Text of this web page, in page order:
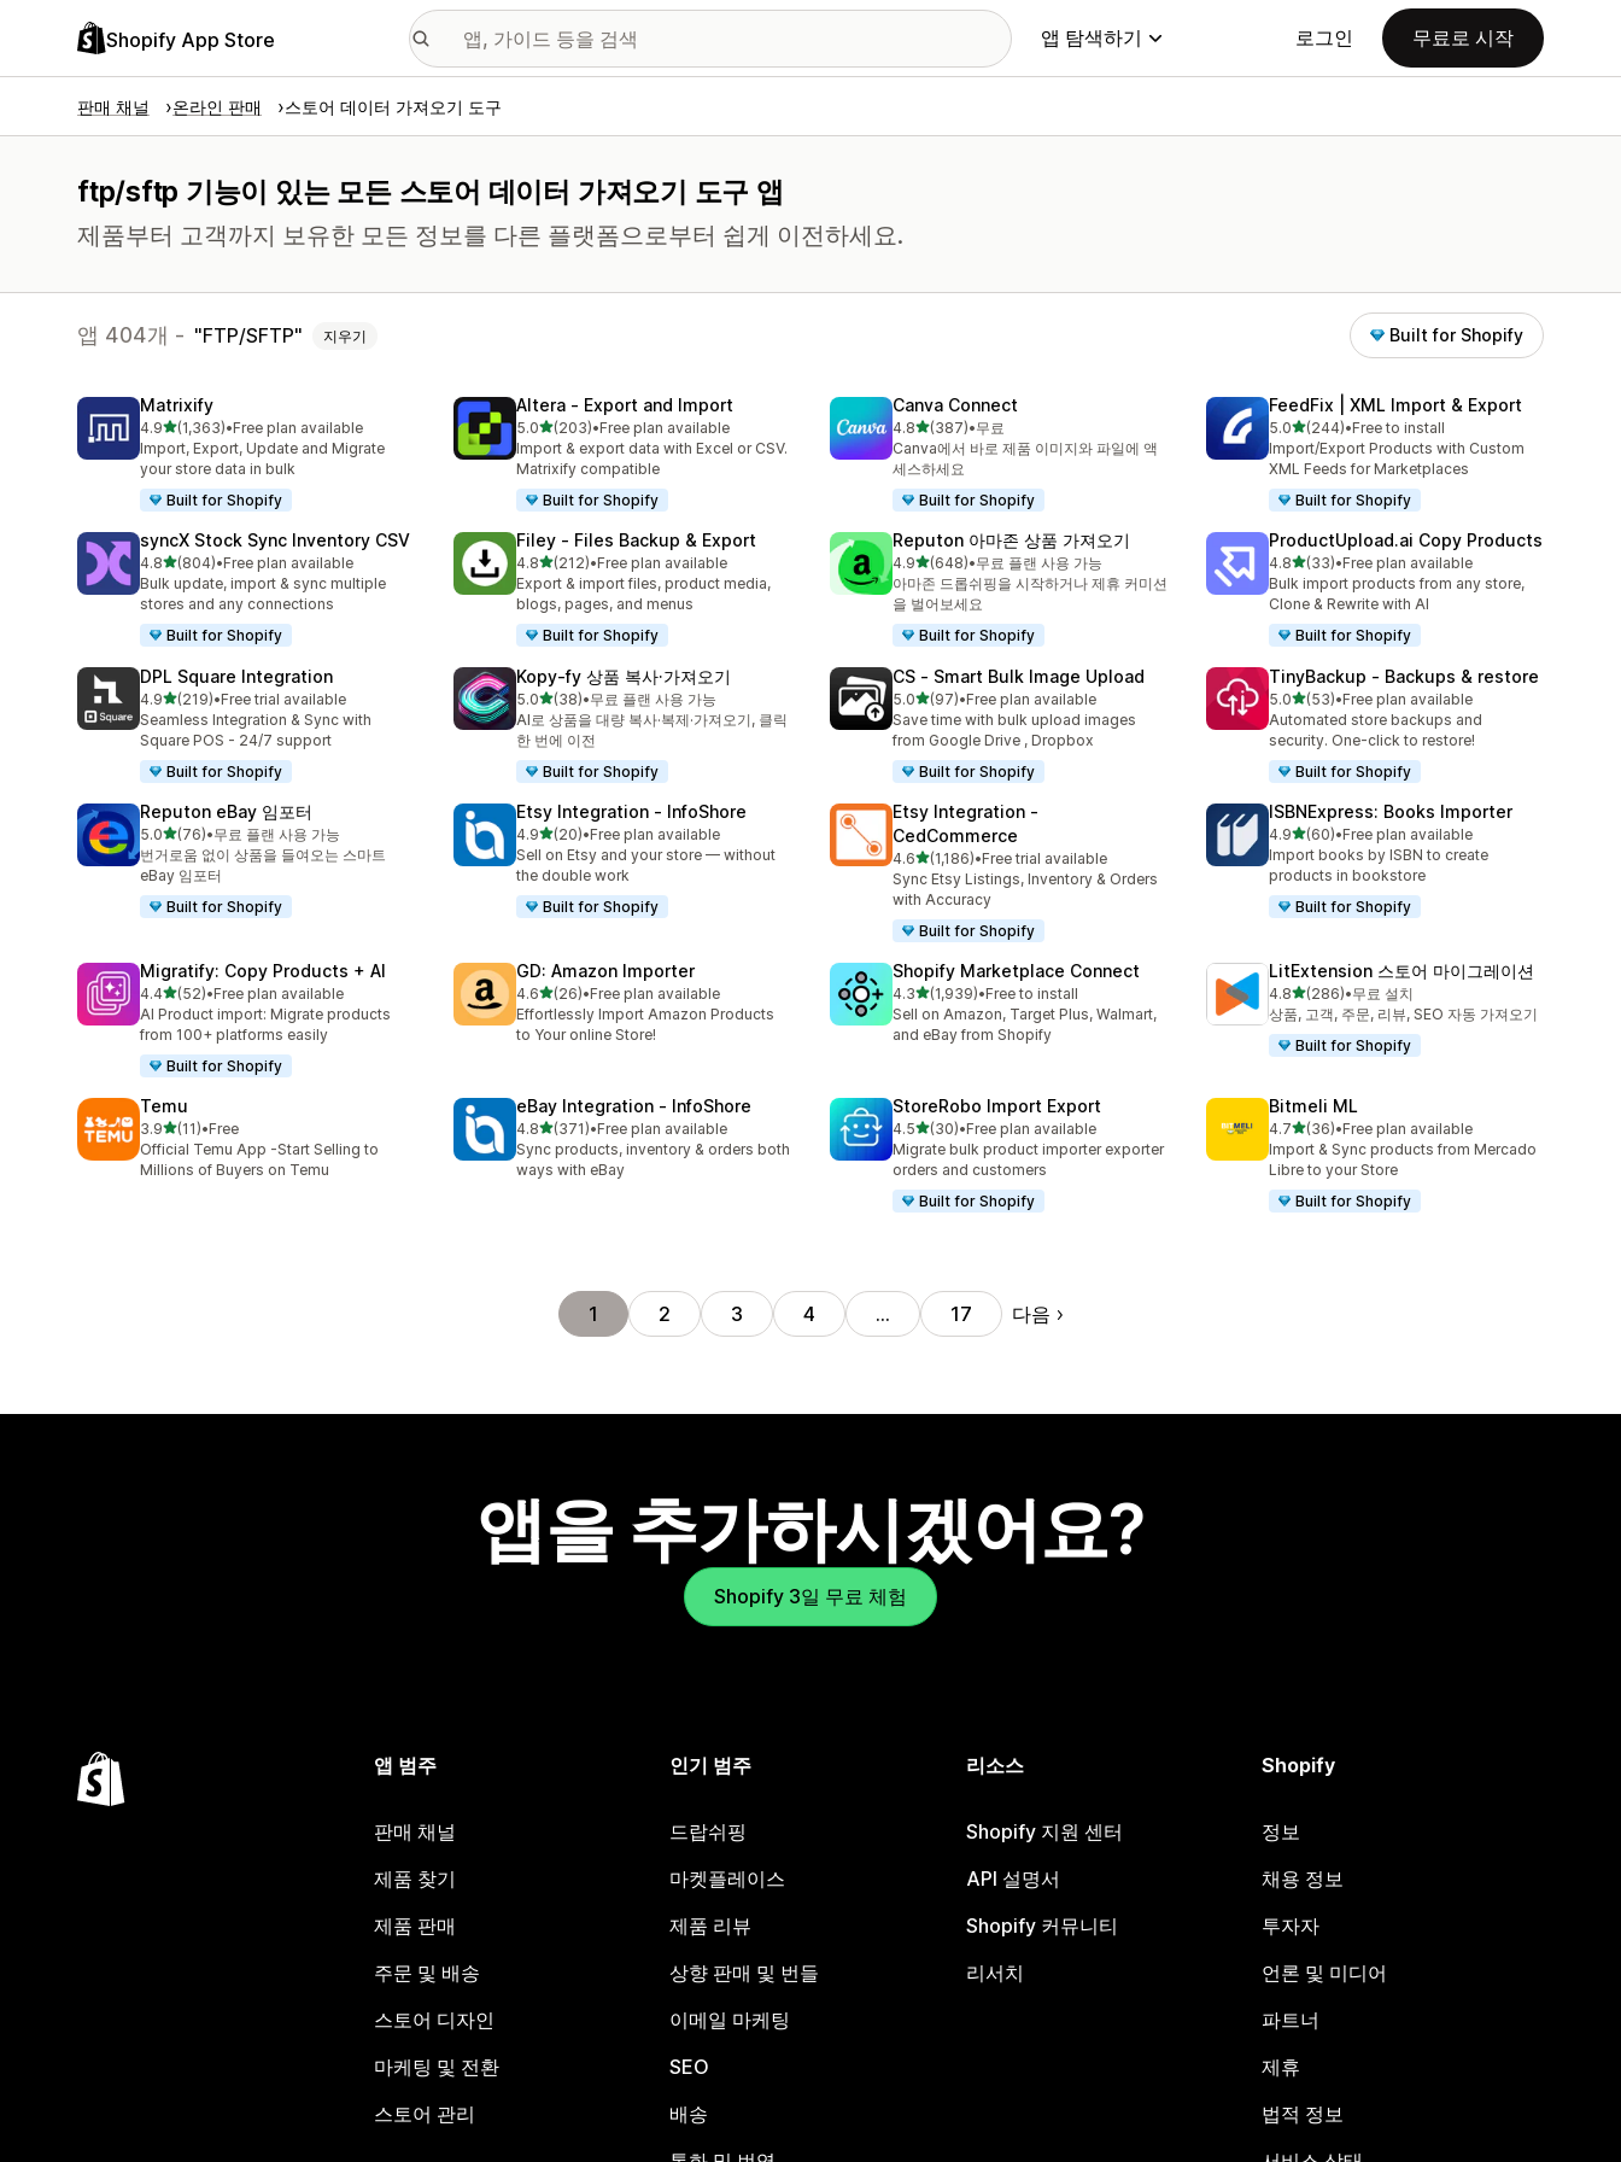
Shopify App Store 앱 탐색하기 로그인 무료로 시작
판매 채널 온라인 판매 스토어 데이터 가져오기 도구
ftp/sftp 기능이 있는 모든 스토어 데이터 가져오기 도구 앱
제품부터 고객까지 보유한 모든 정보를 다른 플랫폼으로부터 쉽게 이전하세요.
앱 404개 - FTP/SFTP 지우기 Built for Shopify
Matrixify
4.9별 5개 중
(1,363)
총 리뷰 1363개
•Free plan available
Import, Export, Update and Migrate
your store data in bulk
Built for Shopify
Altera ‑ Export and Import
5.0별 5개 중
(203)
총 리뷰 203개
•Free plan available
Import & export data with Excel or CSV.
Matrixify compatible
Built for Shopify
Canva Connect
4.8별 5개 중
(387)
총 리뷰 387개
•무료
Canva에서 바로 제품 이미지와 파일에 액
세스하세요
Built for Shopify
FeedFix | XML Import & Export
5.0별 5개 중
(244)
총 리뷰 244개
•Free to install
Import/Export Products with Custom
XML Feeds for Marketplaces
Built for Shopify
syncX Stock Sync Inventory CSV
4.8별 5개 중
(804)
총 리뷰 804개
•Free plan available
Bulk update, import & sync multiple
stores and any connections
Built for Shopify
Filey ‑ Files Backup & Export
4.8별 5개 중
(212)
총 리뷰 212개
•Free plan available
Export & import files, product media,
blogs, pages, and menus
Built for Shopify
Reputon 아마존 상품 가져오기
4.9별 5개 중
(648)
총 리뷰 648개
•무료 플랜 사용 가능
아마존 드롭쉬핑을 시작하거나 제휴 커미션
을 벌어보세요
Built for Shopify
ProductUpload.ai Copy Products
4.8별 5개 중
(33)
총 리뷰 33개
•Free plan available
Bulk import products from any store,
Clone & Rewrite with AI
Built for Shopify
DPL Square Integration
4.9별 5개 중
(219)
총 리뷰 219개
•Free trial available
Seamless Integration & Sync with
Square POS - 24/7 support
Built for Shopify
Kopy‑fy 상품 복사·가져오기
5.0별 5개 중
(38)
총 리뷰 38개
•무료 플랜 사용 가능
AI로 상품을 대량 복사·복제·가져오기, 클릭
한 번에 이전
Built for Shopify
CS ‑ Smart Bulk Image Upload
5.0별 5개 중
(97)
총 리뷰 97개
•Free plan available
Save time with bulk upload images
from Google Drive , Dropbox
Built for Shopify
TinyBackup ‑ Backups & restore
5.0별 5개 중
(53)
총 리뷰 53개
•Free plan available
Automated store backups and
security. One-click to restore!
Built for Shopify
Reputon eBay 임포터
5.0별 5개 중
(76)
총 리뷰 76개
•무료 플랜 사용 가능
번거로움 없이 상품을 들여오는 스마트
eBay 임포터
Built for Shopify
Etsy Integration ‑ InfoShore
4.9별 5개 중
(20)
총 리뷰 20개
•Free plan available
Sell on Etsy and your store — without
the double work
Built for Shopify
Etsy Integration ‑
CedCommerce
4.6별 5개 중
(1,186)
총 리뷰 1186개
•Free trial available
Sync Etsy Listings, Inventory & Orders
with Accuracy
Built for Shopify
ISBNExpress: Books Importer
4.9별 5개 중
(60)
총 리뷰 60개
•Free plan available
Import books by ISBN to create
products in bookstore
Built for Shopify
Migratify: Copy Products + AI
4.4별 5개 중
(52)
총 리뷰 52개
•Free plan available
AI Product import: Migrate products
from 100+ platforms easily
Built for Shopify
GD: Amazon Importer
4.6별 5개 중
(26)
총 리뷰 26개
•Free plan available
Effortlessly Import Amazon Products
to Your online Store!
Shopify Marketplace Connect
4.3별 5개 중
(1,939)
총 리뷰 1939개
•Free to install
Sell on Amazon, Target Plus, Walmart,
and eBay from Shopify
LitExtension 스토어 마이그레이션
4.8별 5개 중
(286)
총 리뷰 286개
•무료 설치
상품, 고객, 주문, 리뷰, SEO 자동 가져오기
Built for Shopify
Temu
3.9별 5개 중
(11)
총 리뷰 11개
•Free
Official Temu App -Start Selling to
Millions of Buyers on Temu
eBay Integration ‑ InfoShore
4.8별 5개 중
(371)
총 리뷰 371개
•Free plan available
Sync products, inventory & orders both
ways with eBay
StoreRobo Import Export
4.5별 5개 중
(30)
총 리뷰 30개
•Free plan available
Migrate bulk product importer exporter
orders and customers
Built for Shopify
Bitmeli ML
4.7별 5개 중
(36)
총 리뷰 36개
•Free plan available
Import & Sync products from Mercado
Libre to your Store
Built for Shopify
1 2 3 4 … 17 다음
앱을 추가하시겠어요?
Shopify 3일 무료 체험
앱 범주
판매 채널
제품 찾기
제품 판매
주문 및 배송
스토어 디자인
마케팅 및 전환
스토어 관리
인기 범주
드랍쉬핑
마켓플레이스
제품 리뷰
상향 판매 및 번들
이메일 마케팅
SEO
배송
리소스
Shopify 지원 센터
API 설명서
Shopify 커뮤니티
리서치
Shopify
정보
채용 정보
투자자
언론 및 미디어
파트너
제휴
법적 정보